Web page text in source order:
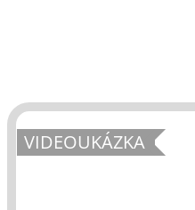
VIDEOUKÁZKA